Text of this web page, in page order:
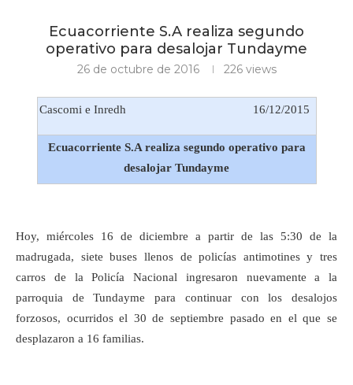
Ecuacorriente S.A realiza segundo
operativo para desalojar Tundayme
26 de octubre de 2016 226views
Cascomi e Inredh 16/12/2015
Ecuacorriente S.A realiza segundo operativo para
desalojar Tundayme
Hoy, miércoles 16 de diciembre a partir de las 5:30 de la
madrugada, siete buses llenos de policías antimotines y tres
carros de la Policía Nacional ingresaron nuevamente a la
parroquia de Tundayme para continuar con los desalojos
forzosos, ocurridos el 30 de septiembre pasado en el que se
desplazaron a 16 familias.